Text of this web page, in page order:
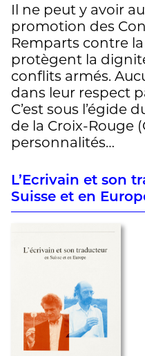
Il ne peut y avoir
promotion des
Remparts contre
protègent la
conflits armés.
dans leur respect
C’est sous l’égide
de la Croix-Rouge
personnalités…
L’Ecrivain et son
Suisse et en